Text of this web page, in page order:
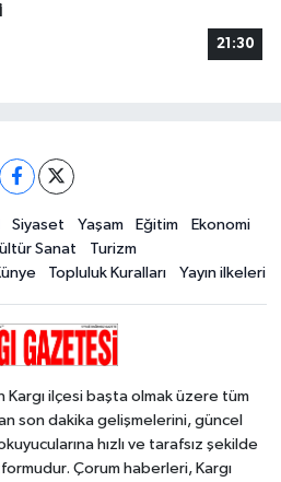
21:30
Siyaset Yaşam Eğitim
Ekonomi
Sanat
Turizm
Topluluk Kuralları Yayın ilkeleri
Kargı ilçesi başta olmak üzere tüm
son dakika gelişmelerini, güncel
hızlı ve tarafsız şekilde
Çorum haberleri, Kargı